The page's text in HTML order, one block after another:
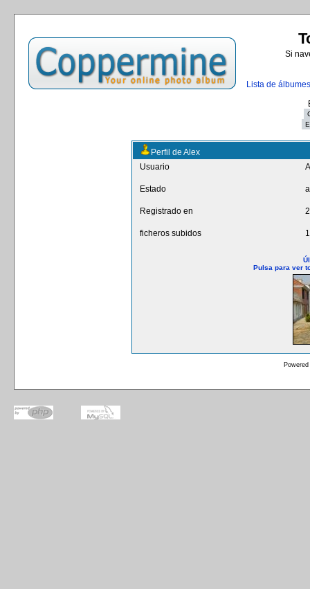
Si
Lista de álbumes
Perfil de Alex
Usuario
Estado
Registrado en
ficheros subidos
Pulsa para ver